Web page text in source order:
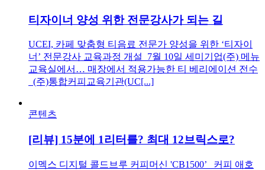
티자이너 양성 위한 전문강사가 되는 길
UCEI, 카페 맞춤형 티음료 전문가 양성을 위한 ‘티자이
너’ 전문강사 교육과정 개설 7월 10일 세미기업(주) 메뉴
교육실에서… 매장에서 적용가능한 티 베리에이션 전수
(주)통합커피교육기관(UC[...]
콘텐츠
[리뷰] 15분에 1리터를? 최대 12브릭스로?
이멕스 디지털 콜드브루 커피머신 'CB1500’ 커피 애호